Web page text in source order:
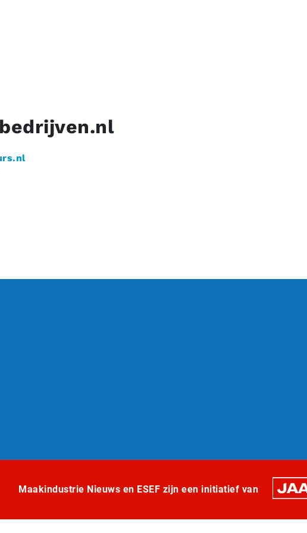
Maakindustrie Nieuws en ESEF zijn een initiatief van